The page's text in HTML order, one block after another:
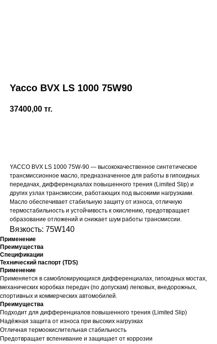
Yacco BVX LS 1000 75W90
37400,00 тг.
YACCO BVX LS 1000 75W-90 — высококачественное синтетическое
трансмиссионное масло, предназначенное для работы в гипоидных
передачах, дифференциалах повышенного трения (Limited Slip) и
других узлах трансмиссии, работающих под высокими нагрузками.
Масло обеспечивает стабильную защиту от износа, отличную
термостабильность и устойчивость к окислению, предотвращает
образование отложений и снижает шум работы трансмиссии.
Вязкость: 75W140
Применение
Преимущества
Спецификации
Технический паспорт (TDS)
Применение
Применяется в самоблокирующихся дифференциалах, гипоидных мостах,
механических коробках передач (по допускам) легковых, внедорожных,
спортивных и коммерческих автомобилей.
Преимущества
Подходит для дифференциалов повышенного трения (Limited Slip)
Надёжная защита от износа при высоких нагрузках
Отличная термоокислительная стабильность
Предотвращает вспенивание и защищает от коррозии